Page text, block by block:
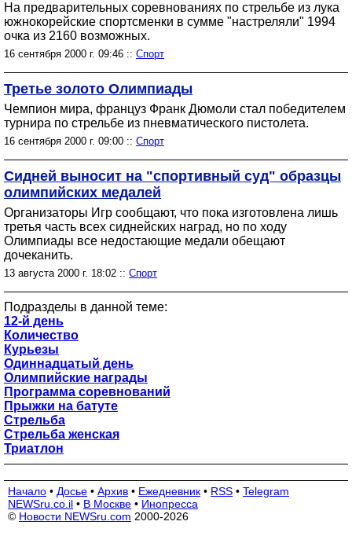
На предварительных соревнованиях по стрельбе из лука
южнокорейские спортсменки в сумме "настреляли" 1994
очка из 2160 возможных.
16 сентября 2000 г. 09:46 :: Спорт
Третье золото Олимпиады
Чемпион мира, француз Франк Дюмоли стал победителем
турнира по стрельбе из пневматического пистолета.
16 сентября 2000 г. 09:00 :: Спорт
Сидней выносит на "спортивный суд" образцы
олимпийских медалей
Организаторы Игр сообщают, что пока изготовлена лишь
третья часть всех сиднейских наград, но по ходу
Олимпиады все недостающие медали обещают
дочеканить.
13 августа 2000 г. 18:02 :: Спорт
Подразделы в данной теме:
12-й день
Количество
Курьезы
Одиннадцатый день
Олимпийские награды
Программа соревнований
Прыжки на батуте
Стрельба
Стрельба женская
Триатлон
Начало • Досье • Архив • Ежедневник • RSS • Telegram
NEWSru.co.il • В Москве • Инопресса
© Новости NEWSru.com 2000-2026